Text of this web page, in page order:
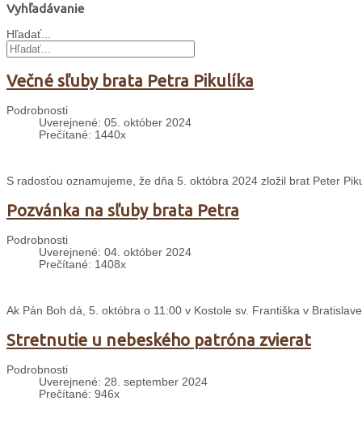
Vyhľadávanie
Hľadať...
Večné sľuby brata Petra Pikulíka
Podrobnosti
Uverejnené: 05. október 2024
Prečítané: 1440x
S radosťou oznamujeme, že dňa 5. októbra 2024 zložil brat Peter
Pozvánka na sľuby brata Petra
Podrobnosti
Uverejnené: 04. október 2024
Prečítané: 1408x
Ak Pán Boh dá, 5. októbra o 11:00 v Kostole sv. Františka v
Stretnutie u nebeského patróna zvierat
Podrobnosti
Uverejnené: 28. september 2024
Prečítané: 946x